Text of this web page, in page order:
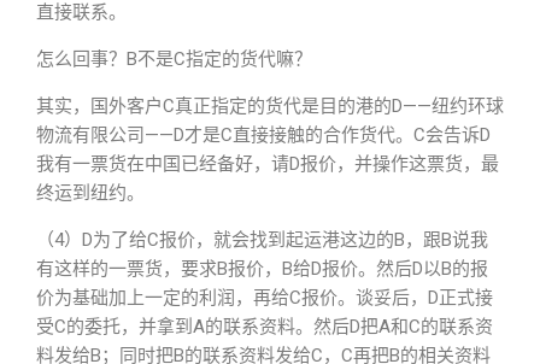
直接联系。
怎么回事？B不是C指定的货代嘛？
其实，国外客户C真正指定的货代是目的港的D——纽约环球
物流有限公司——D才是C直接接触的合作货代。C会告诉D
我有一票货在中国已经备好，请D报价，并操作这票货，最
终运到纽约。
（4）D为了给C报价，就会找到起运港这边的B，跟B说我
有这样的一票货，要求B报价，B给D报价。然后D以B的报
价为基础加上一定的利润，再给C报价。谈妥后，D正式接
受C的委托，并拿到A的联系资料。然后D把A和C的联系资
料发给B；同时把B的联系资料发给C，C再把B的相关资料